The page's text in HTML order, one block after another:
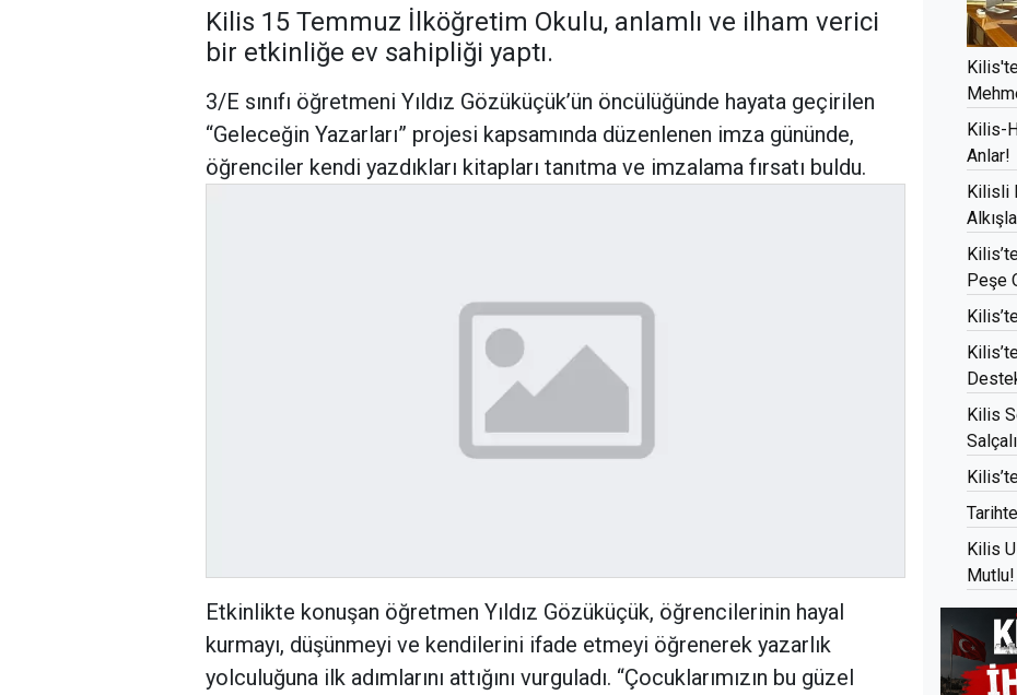
Kilis 15 Temmuz İlköğretim Okulu, anlamlı ve ilham verici
bir etkinliğe ev sahipliği yaptı.
3/E sınıfı öğretmeni Yıldız Gözüküçük’ün öncülüğünde hayata geçirilen
“Geleceğin Yazarları” projesi kapsamında düzenlenen imza gününde,
öğrenciler kendi yazdıkları kitapları tanıtma ve imzalama fırsatı buldu.
Etkinlikte konuşan öğretmen Yıldız Gözüküçük, öğrencilerinin hayal
kurmayı, düşünmeyi ve kendilerini ifade etmeyi öğrenerek yazarlık
yolculuğuna ilk adımlarını attığını vurguladı. “Çocuklarımızın bu güzel
Kilis-
Anlar!
Kilisli
Peşe
Kilis
Kilis
Mutlu!